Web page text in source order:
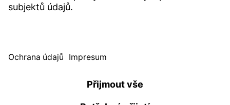
Specifikace poptávky
© WITZENMANN Alle Rechte vorbehalten
Česká republika | CZ